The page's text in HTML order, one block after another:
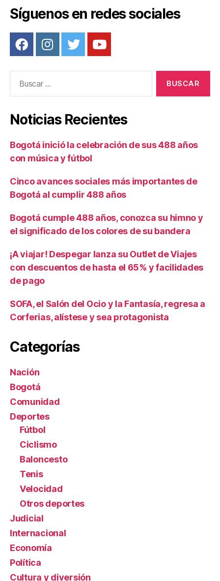
k
Síguenos en redes sociales
Noticias Recientes
Bogotá inició la celebración de sus 488 años
con música y fútbol
Cinco avances sociales más importantes de
Bogotá al cumplir 488 años
Bogotá cumple 488 años, conozca su himno y
el significado de los colores de su bandera
¡A viajar! Despegar lanza su Outlet de Viajes
con descuentos de hasta el 65% y facilidades
de pago
SOFA, el Salón del Ocio y la Fantasía, regresa a
Corferias, alístese y sea protagonista
Categorías
Nación
Bogotá
Comunidad
Deportes
Fútbol
Ciclismo
Baloncesto
Tenis
Velocidad
Otros deportes
Judicial
Internacional
Economía
Política
Cultura y diversión